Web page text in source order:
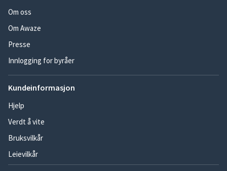
Om oss
Om Awaze
Presse
Innlogging for byråer
Kundeinformasjon
Hjelp
Verdt å vite
Bruksvilkår
Leievilkår